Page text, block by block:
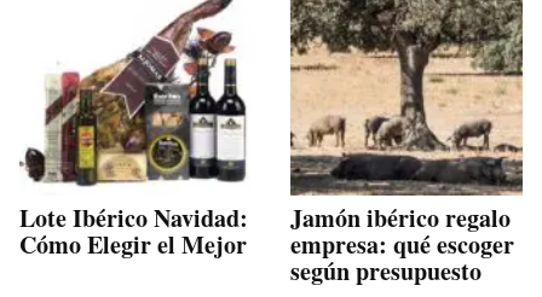
Lote Ibérico Navidad:
Cómo Elegir el Mejor
Jamón ibérico regalo
empresa: qué escoger
según presupuesto